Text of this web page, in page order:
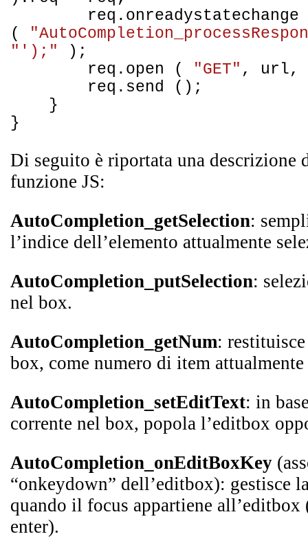
(
"');"
);
req.open (
"GET" , url,
req.send ();
}
}
Di seguito è riportata una descrizione
funzione JS:
AutoCompletion_getSelection:
l’indice dell’elemento attualmente
AutoCompletion_putSelection:
nel box.
AutoCompletion_getNum:
box, come numero di item
AutoCompletion_setEditText: in
corrente nel box, popola l’editbox
AutoCompletion_onEditBoxKey
“onkeydown” dell’editbox): gestisce
quando il focus appartiene all’editbox
enter).